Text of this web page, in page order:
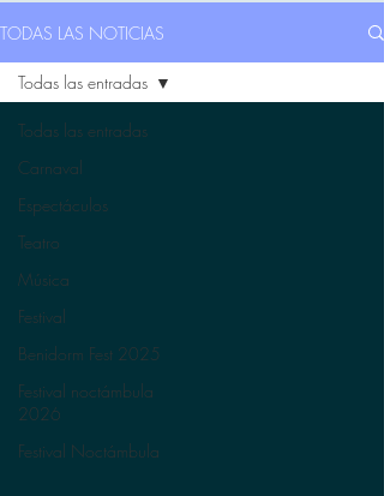
TODAS LAS NOTICIAS
Todas las entradas
Carnaval
Espectáculos
Teatro
Música
Festival
Benidorm Fest 2025
Festival noctámbula
2026
Festival Noctámbula
Todas las entradas